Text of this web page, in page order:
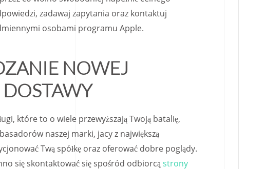
zadawaj zapytania oraz kontaktuj
osobami programu Apple.
NOWEJ
które to o wiele przewyższają Twoją batalię,
naszej marki, jacy z największą
Twą spółkę oraz oferować dobre poglądy.
się skontaktować się spośród odbiorcąstrony